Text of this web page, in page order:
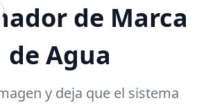
de Marca
de Agua
y deja que el sistema